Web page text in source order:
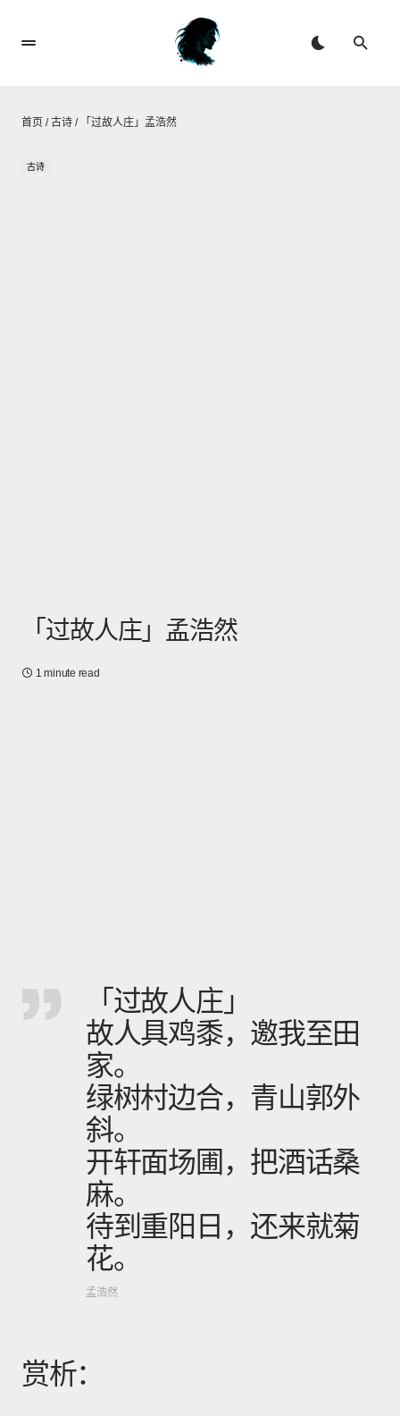
首页 /古诗 / 「过故人庄」孟浩然
古诗
「过故人庄」孟浩然
1 minute read
「过故人庄」
故人具鸡黍，邀我至田
家。
绿树村边合，青山郭外
斜。
开轩面场圃，把酒话桑
麻。
待到重阳日，还来就菊
花。
孟浩然
赏析：